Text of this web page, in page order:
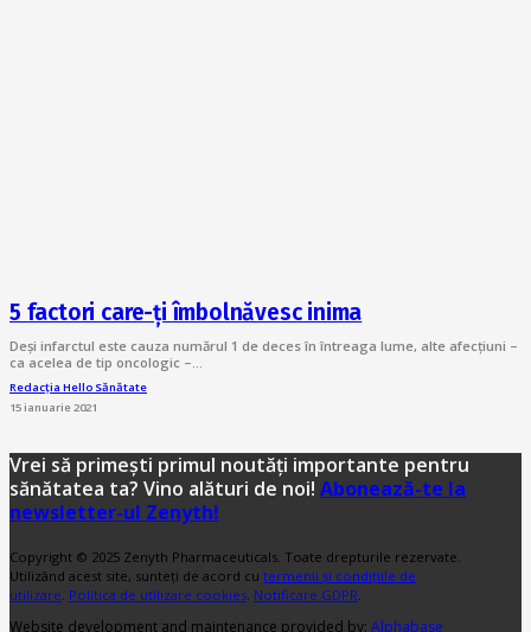
5 factori care-ți îmbolnăvesc inima
Deși infarctul este cauza numărul 1 de deces în întreaga lume, alte afecțiuni –
ca acelea de tip oncologic –…
Redacția Hello Sănătate
15 ianuarie 2021
Vrei să primești primul noutăți importante pentru
sănătatea ta? Vino alături de noi! Abonează-te la
newsletter-ul Zenyth!
Copyright © 2025 Zenyth Pharmaceuticals. Toate drepturile rezervate.
Utilizând acest site, sunteți de acord cu termenii și condițiile de
utilizare Politica de utilizare cookies Notificare GDPR
Website development and maintenance provided by: Alphabase